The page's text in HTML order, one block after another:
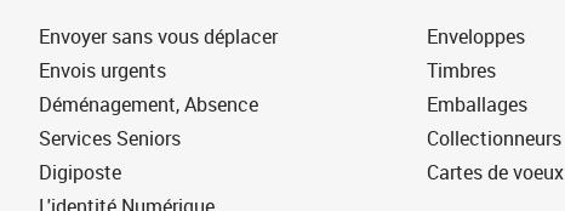
Envoyer sans vous déplacer
Envois urgents
Déménagement, Absence
Services Seniors
Digiposte
Enveloppes
Timbres
Emballages
Collectionneurs
Cartes de voeux